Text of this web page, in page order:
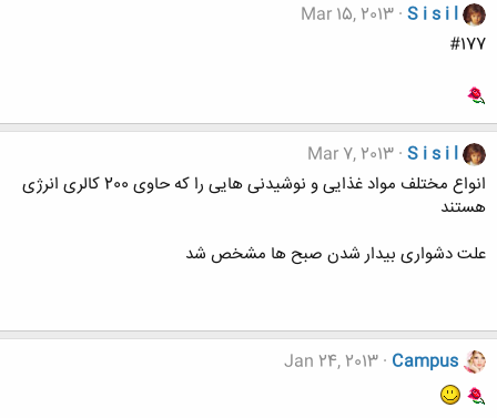
S i s i l
Mar 15, 2013
#177
S i s i l
Mar 7, 2013
انواع مختلف مواد غذایی و نوشیدنی هایی را که حاوی 200 کالری انرژی
هستند
علت دشواری بیدار شدن صبح ها مشخص شد
Campus
Jan 24, 2013